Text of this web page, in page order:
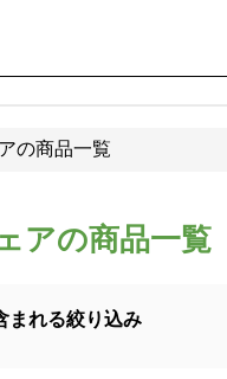
の商品一覧
アの商品一覧
まれる絞り込み